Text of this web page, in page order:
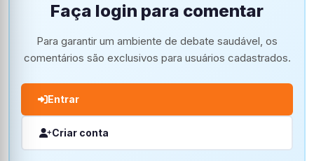
Faça login para comentar
Para garantir um ambiente de debate saudável, os
comentários são exclusivos para usuários cadastrados.
Entrar
Criar conta